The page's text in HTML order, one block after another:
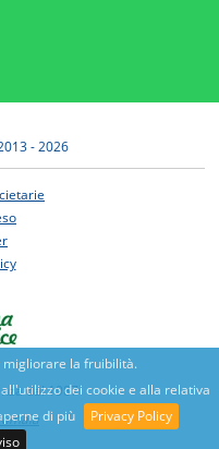
migliorare la fruibilità.
dei cookie e alla relativa
di più
Privacy Policy
- 2026
dal 1987